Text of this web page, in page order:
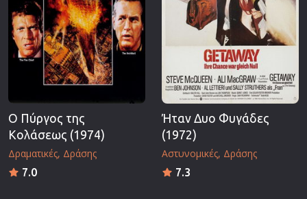
Ιστορικές
Καταστροφής
Κλασσικές
Ο Πύργος της
Κολάσεως (1974)
Δραματικές Δράσης
7.0
Ήταν Δυο Φυγάδες
(1972)
Αστυνομικές Δράσης
7.3